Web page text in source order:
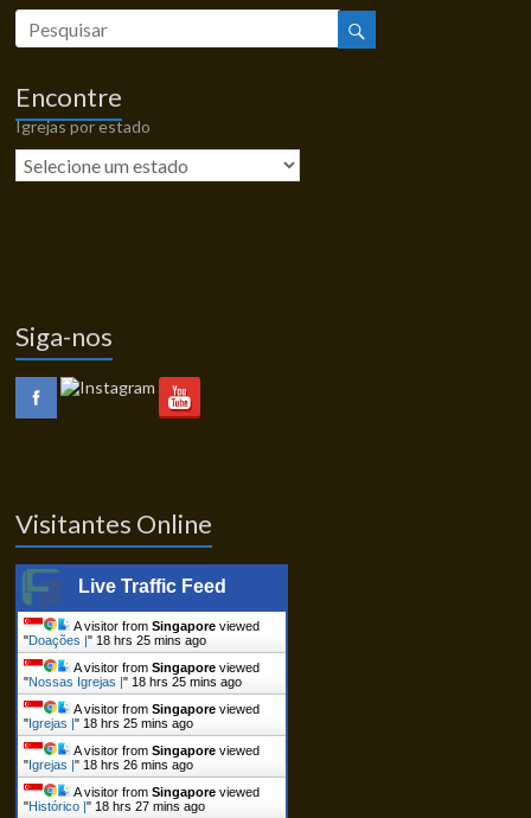
Encontre
Igrejas por estado
Siga-nos
Visitantes Online
Live Traffic Feed
A visitor fromSingapore viewed
"Doações |" 18 hrs 25 mins ago
A visitor fromSingapore viewed
"Nossas Igrejas |" 18 hrs 25 mins ago
A visitor fromSingapore viewed
"Igrejas |" 18 hrs 25 mins ago
A visitor fromSingapore viewed
"Igrejas |" 18 hrs 26 mins ago
A visitor fromSingapore viewed
"Histórico |" 18 hrs 27 mins ago